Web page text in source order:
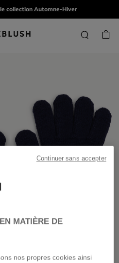
collection Automne-Hiver
MATIÈRE DE
nos propres cookies ainsi
Continuer sans accepter